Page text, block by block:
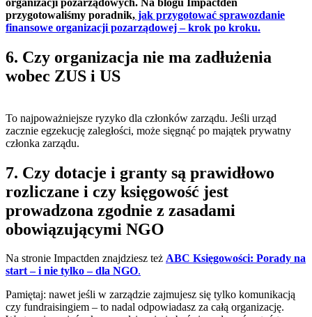
przygotowaliśmy poradnik, jak przygotować sprawozdanie
finansowe organizacji pozarządowej – krok po kroku.
6. Czy organizacja nie ma zadłużenia
wobec ZUS i US
To najpoważniejsze ryzyko dla członków zarządu. Jeśli urząd
zacznie egzekucję zaległości, może sięgnąć po majątek prywatny
członka zarządu.
7. Czy dotacje i granty są prawidłowo
rozliczane i czy księgowość jest
prowadzona zgodnie z zasadami
obowiązującymi NGO
Na stronie Impactden znajdziesz też ABC Księgowości: Porady na
start – i nie tylko – dla NGO.
Pamiętaj: nawet jeśli w zarządzie zajmujesz się tylko komunikacją
czy fundraisingiem – to nadal odpowiadasz za całą organizację.